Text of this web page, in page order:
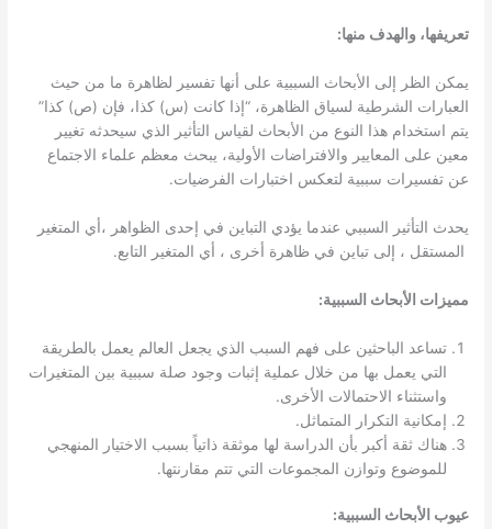
تعريفها، والهدف منها:
يمكن الظر إلى الأبحاث السببية على أنها تفسير لظاهرة ما من حيث
العبارات الشرطية لسياق الظاهرة، “إذا كانت (س) كذا، فإن (ص) كذا”
يتم استخدام هذا النوع من الأبحاث لقياس التأثير الذي سيحدثه تغيير
معين على المعايير والافتراضات الأولية، يبحث معظم علماء الاجتماع
عن تفسيرات سببية لتعكس اختبارات الفرضيات.
يحدث التأثير السببي عندما يؤدي التباين في إحدى الظواهر ،أي المتغير
المستقل ، إلى تباين في ظاهرة أخرى ، أي المتغير التابع.
مميزات الأبحاث السببية:
تساعد الباحثين على فهم السبب الذي يجعل العالم يعمل بالطريقة
التي يعمل بها من خلال عملية إثبات وجود صلة سببية بين المتغيرات
واستثناء الاحتمالات الأخرى.
إمكانية التكرار المتماثل.
هناك ثقة أكبر بأن الدراسة لها موثقة ذاتياً بسبب الاختيار المنهجي
للموضوع وتوازن المجموعات التي تتم مقارنتها.
عيوب الأبحاث السببية: